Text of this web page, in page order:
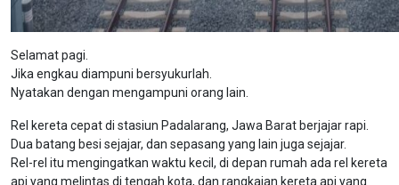
Selamat pagi.
Jika engkau diampuni bersyukurlah.
Nyatakan dengan mengampuni orang lain.
Rel kereta cepat di stasiun Padalarang, Jawa Barat berjajar rapi.
Dua batang besi sejajar, dan sepasang yang lain juga sejajar.
Rel-rel itu mengingatkan waktu kecil, di depan rumah ada rel kereta
api yang melintas di tengah kota, dan rangkaian kereta api yang